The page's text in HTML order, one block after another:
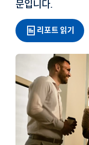
AI 마스터클래스
리포트
AI 토픽
문입니다.
리포트 읽기